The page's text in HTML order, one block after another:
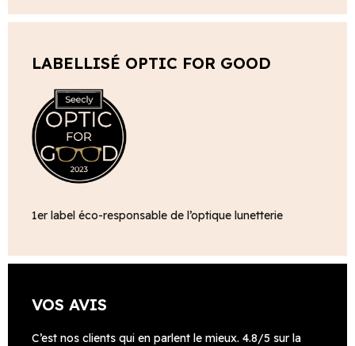
LABELLISÉ OPTIC FOR GOOD
1er label éco-responsable de l’optique lunetterie
VOS AVIS
C’est nos clients qui en parlent le mieux. 4.8/5 sur la